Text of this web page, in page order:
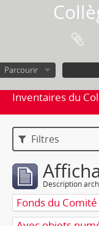
Parcourir
Inventaires du
Filtres
Description